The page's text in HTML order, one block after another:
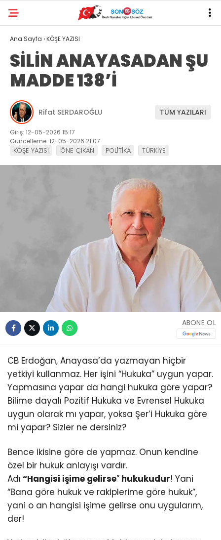
Ana Sayfa ›KÖŞE YAZISI
SİLİN ANAYASADAN ŞU
MADDE 138’İ
Rifat SERDAROĞLU TÜM YAZILARI
Giriş: 12-05-2026 15:17
Güncelleme: 12-05-2026 21:07
KÖŞE YAZISI ÖNE ÇIKAN POLİTİKA TÜRKİYE
ABONE OL
CB Erdoğan, Anayasa’da yazmayan hiçbir
yetkiyi kullanmaz. Her işini “Hukuka” uygun yapar.
Yapmasına yapar da hangi hukuka göre yapar?
Bilime dayalı Pozitif Hukuka ve Evrensel Hukuka
uygun olarak mı yapar, yoksa Şer’i Hukuka göre
mi yapar? Sizler ne dersiniz?
Bence ikisine göre de yapmaz. Onun kendine
özel bir hukuk anlayışı vardır.
Adı “Hangisi işime gelirse” hukukudur! Yani
“Bana göre hukuk ve rakiplerime göre hukuk”,
yani o an hangisi işime gelirse onu uygularım,
der!